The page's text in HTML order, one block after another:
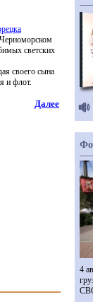
светских
своего сына
и флот.
Далее
4